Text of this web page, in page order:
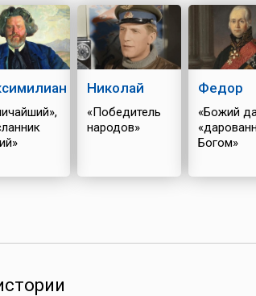
Николай
«Победитель
народов»
Федор
«Божий
Богом»